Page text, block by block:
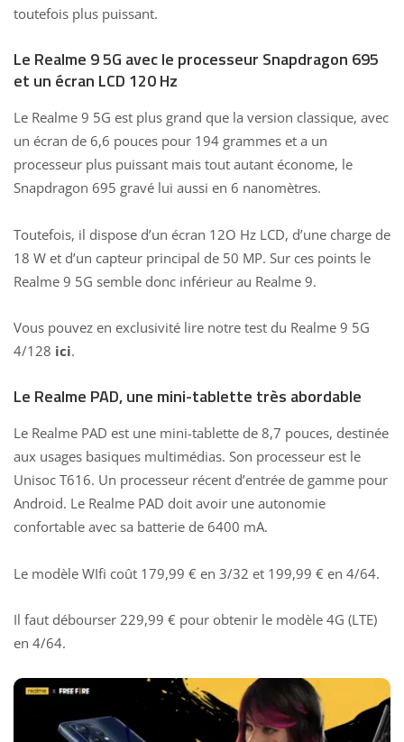
toutefois plus puissant.
Le Realme 9 5G avec le processeur Snapdragon 695
et un écran LCD 120 Hz
Le Realme 9 5G est plus grand que la version classique, avec
un écran de 6,6 pouces pour 194 grammes et a un
processeur plus puissant mais tout autant économe, le
Snapdragon 695 gravé lui aussi en 6 nanomètres.
Toutefois, il dispose d’un écran 12O Hz LCD, d’une charge de
18 W et d’un capteur principal de 50 MP. Sur ces points le
Realme 9 5G semble donc inférieur au Realme 9.
Vous pouvez en exclusivité lire notre test du Realme 9 5G
4/128 ici.
Le Realme PAD, une mini-tablette très abordable
Le Realme PAD est une mini-tablette de 8,7 pouces, destinée
aux usages basiques multimédias. Son processeur est le
Unisoc T616. Un processeur récent d’entrée de gamme pour
Android. Le Realme PAD doit avoir une autonomie
confortable avec sa batterie de 6400 mA.
Le modèle WIfi coût 179,99 € en 3/32 et 199,99 € en 4/64.
Il faut débourser 229,99 € pour obtenir le modèle 4G (LTE)
en 4/64.